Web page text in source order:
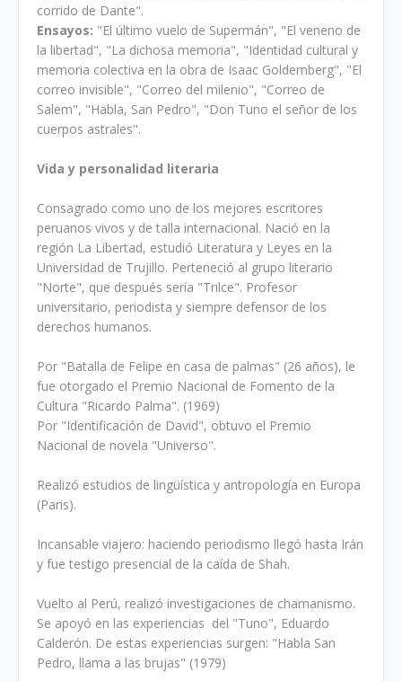
corrido de Dante".
Ensayos: "El último vuelo de Supermán", "El veneno de
la libertad", "La dichosa memoria", "Identidad cultural y
memoria colectiva en la obra de Isaac Goldemberg", "El
correo invisible", "Correo del milenio", "Correo de
Salem", "Habla, San Pedro", "Don Tuno el señor de los
cuerpos astrales".
Vida y personalidad literaria
Consagrado como uno de los mejores escritores
peruanos vivos y de talla internacional. Nació en la
región La Libertad, estudió Literatura y Leyes en la
Universidad de Trujillo. Perteneció al grupo literario
"Norte", que después sería "Trilce". Profesor
universitario, periodista y siempre defensor de los
derechos humanos.
Por "Batalla de Felipe en casa de palmas" (26 años), le
fue otorgado el Premio Nacional de Fomento de la
Cultura "Ricardo Palma". (1969)
Por "Identificación de David", obtuvo el Premio
Nacional de novela "Universo".
Realizó estudios de lingüística y antropología en Europa
(Paris).
Incansable viajero: haciendo periodismo llegó hasta Irán
y fue testigo presencial de la caída de Shah.
Vuelto al Perú, realizó investigaciones de chamanismo.
Se apoyó en las experiencias del "Tuno", Eduardo
Calderón. De estas experiencias surgen: "Habla San
Pedro, llama a las brujas" (1979)